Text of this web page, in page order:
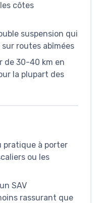
côtes
suspension qui
routes abîmées
de 30-40 km en
la plupart des
pratique à porter
ou les
SAV
rassurant que